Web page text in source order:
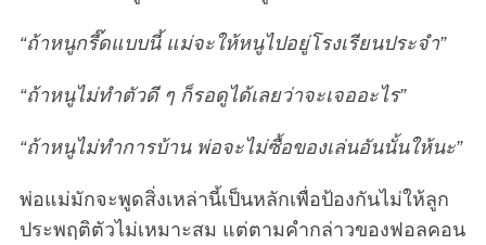
“ถ้าหนูกรี๊ดแบบนี้ แม่จะให้หนูไปอยู่โรงเรียนประจำ”
“ถ้าหนูไม่ทำตัวดี ๆ ก็รอดูได้เลยว่าจะเจออะไร”
“ถ้าหนูไม่ทำการบ้าน พ่อจะไม่ซื้อของเล่นอันนั้นให้นะ”
พ่อแม่มักจะพูดสิ่งเหล่านี้เป็นหลักเพื่อป้องกันไม่ให้ลูก
ประพฤติตัวไม่เหมาะสม แต่ตามคำกล่าวของฟอลคอน